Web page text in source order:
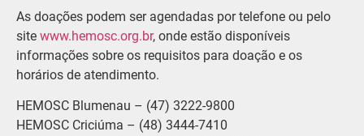
As doações podem ser agendadas por telefone ou pelo
site www.hemosc.org.br, onde estão disponíveis
informações sobre os requisitos para doação e os
horários de atendimento.
HEMOSC Blumenau – (47) 3222-9800
HEMOSC Criciúma – (48) 3444-7410